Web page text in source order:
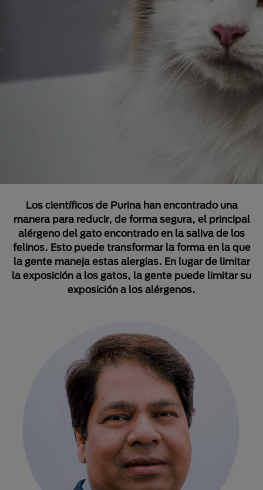
Los científicos de Purina han encontrado una
manera para reducir, de forma segura, el principal
alérgeno del gato encontrado en la saliva de los
felinos. Esto puede transformar la forma en la que
la gente maneja estas alergias. En lugar de limitar
la exposición a los gatos, la gente puede limitar su
exposición a los alérgenos.